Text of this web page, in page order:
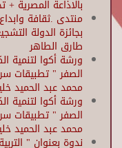
بالاذاعة المصرية
منتدى .ثقافة
طارق الطاهر
ورشة أكوا لتنمية
الصفر " تطبيقات
محمد عبد الحميد
ورشة أكوا لتنمية
الصفر " تطبيقات
محمد عبد الحميد
ندوة بعنوان "